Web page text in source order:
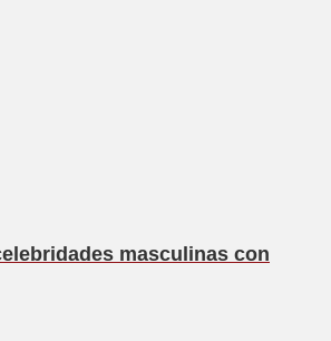
masculinas con